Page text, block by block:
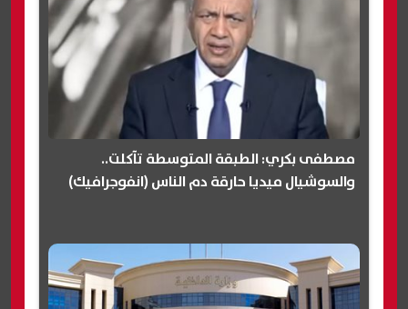
مصطفى بكري: الطبقة المتوسطة تآكلت..
والسوشيال ميديا حارقة دم الناس (انفوجرافيك)